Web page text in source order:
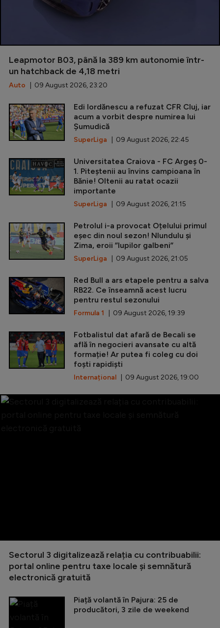
Leapmotor B03, până la 389 km autonomie într-
un hatchback de 4,18 metri
Auto | 09 August 2026, 23:20
Edi Iordănescu a refuzat CFR Cluj, iar
acum a vorbit despre numirea lui
Șumudică
SuperLiga | 09 August 2026, 22:45
Universitatea Craiova - FC Argeș 0-
1. Piteștenii au învins campioana în
Bănie! Oltenii au ratat ocazii
importante
SuperLiga | 09 August 2026, 21:15
Petrolul i-a provocat Oțelului primul
eșec din noul sezon! Nlundulu și
Zima, eroii ”lupilor galbeni”
SuperLiga | 09 August 2026, 21:05
Red Bull a ars etapele pentru a salva
RB22. Ce înseamnă acest lucru
pentru restul sezonului
Formula 1 | 09 August 2026, 19:39
Fotbalistul dat afară de Becali se
află în negocieri avansate cu altă
formație! Ar putea fi coleg cu doi
foști rapidiști
Internațional | 09 August 2026, 19:00
Sectorul 3 digitalizează relația cu contribuabilii:
portal online pentru taxe locale și semnătură
electronică gratuită
Piață volantă în Pajura: 25 de
producători, 3 zile de weekend